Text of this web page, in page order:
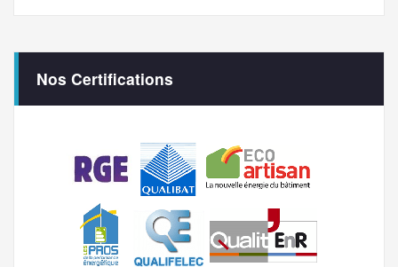
Nos Certifications